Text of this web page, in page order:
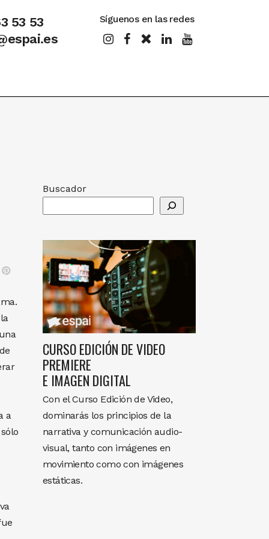
53 53
Síguenos en las redes
a
Buscador
CURSO EDICIÓN DE VIDEO
PREMIERE
E IMAGEN DIGITAL
Con el Curso Edición de Video,
dominarás los principios de la
narrativa y comunicación audio-
visual, tanto con imágenes en
movimiento como con imágenes
estáticas.